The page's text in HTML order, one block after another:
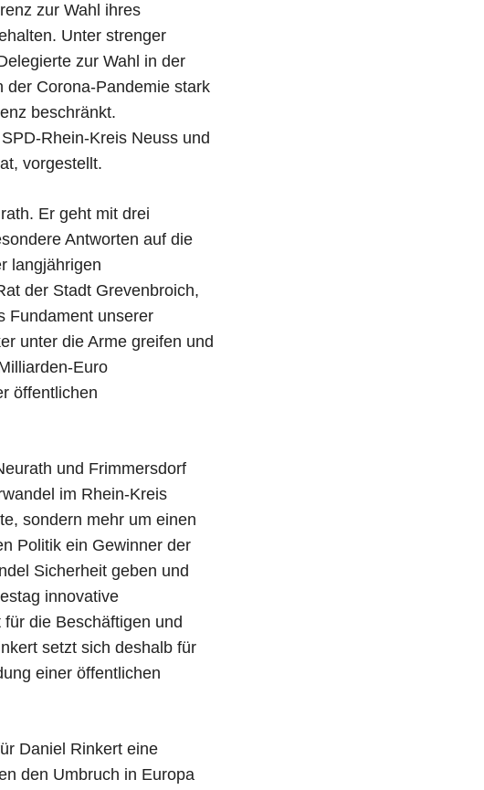
zur Wahl ihres
Unter strenger
zur Wahl in der
der Corona-Pandemie stark
beschränkt.
Rhein-Kreis Neuss und
vorgestellt.
Er geht mit drei
Antworten auf die
langjährigen
der Stadt Grevenbroich,
Fundament unserer
unter die Arme greifen und
Euro
öffentlichen
und Frimmersdorf
im Rhein-Kreis
sondern mehr um einen
Politik ein Gewinner der
Sicherheit geben und
innovative
die Beschäftigen und
setzt sich deshalb für
einer öffentlichen
Daniel Rinkert eine
den Umbruch in Europa